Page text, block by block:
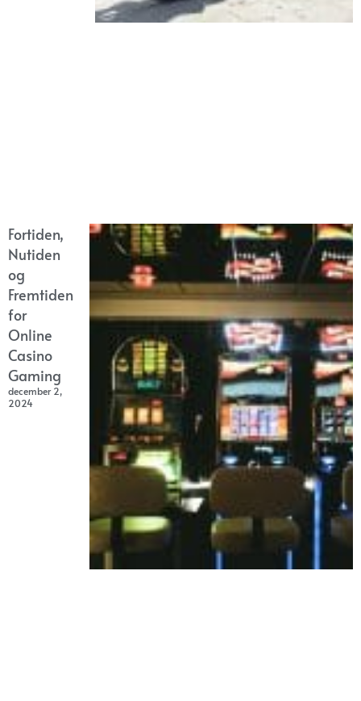
Fortiden,
Nutiden
og
Fremtiden
for
Online
Casino
Gaming
december 2,
2024